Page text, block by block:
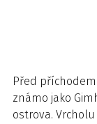
Před
známo jako
ostrova.